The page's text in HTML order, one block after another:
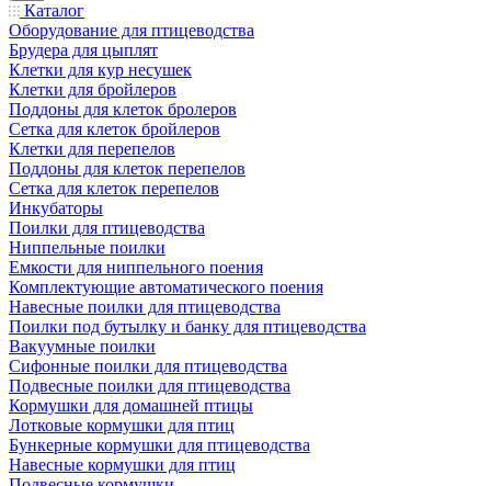
Каталог
Оборудование для птицеводства
Брудера для цыплят
Клетки для кур несушек
Клетки для бройлеров
Поддоны для клеток бролеров
Сетка для клеток бройлеров
Клетки для перепелов
Поддоны для клеток перепелов
Сетка для клеток перепелов
Инкубаторы
Поилки для птицеводства
Ниппельные поилки
Емкости для ниппельного поения
Комплектующие автоматического поения
Навесные поилки для птицеводства
Поилки под бутылку и банку для птицеводства
Вакуумные поилки
Сифонные поилки для птицеводства
Подвесные поилки для птицеводства
Кормушки для домашней птицы
Лотковые кормушки для птиц
Бункерные кормушки для птицеводства
Навесные кормушки для птиц